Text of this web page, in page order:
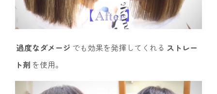
過度なダメージ でも効果を発揮してくれる ストレー
ト剤 を使用。